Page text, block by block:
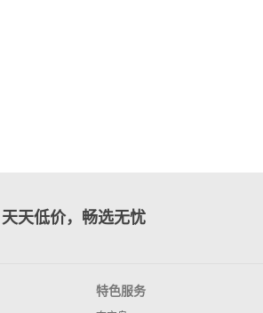
天天低价，畅选无忧
特色服务